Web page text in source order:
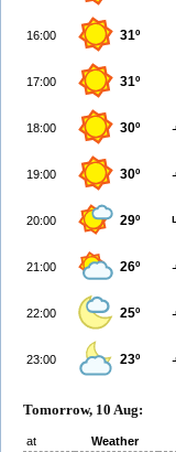
16:00 31º
17:00 31º
18:00 30º
19:00 30º
20:00 29º
21:00 26º
22:00 25º
23:00 23º
Tomorrow, 10 Aug:
at Weather